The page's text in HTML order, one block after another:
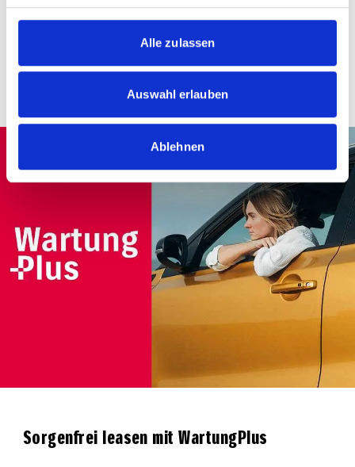
Alle zulassen
Auswahl erlauben
Ablehnen
Sorgenfrei leasen mit WartungPlus